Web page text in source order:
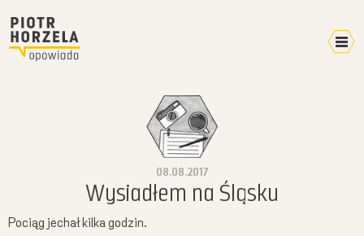
08.08.2017
Wysiadłem na Śląsku
Pociąg jechał kilka godzin.
Kalendarz 2026
Home
Video
Pokazy
Terminarz